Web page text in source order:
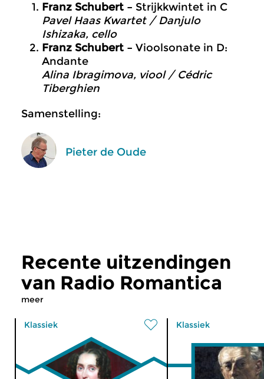
Franz Schubert – Strijkkwintet in C
Pavel Haas Kwartet / Danjulo
Ishizaka, cello
Franz Schubert – Vioolsonate in D:
Andante
Alina Ibragimova, viool / Cédric
Tiberghien
Samenstelling:
Pieter de Oude
Recente uitzendingen
van Radio Romantica
meer
Klassiek Klassiek